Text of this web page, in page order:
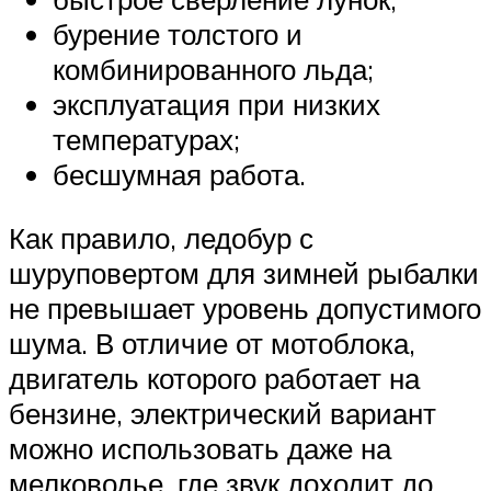
бурение толстого и
комбинированного льда;
эксплуатация при низких
температурах;
бесшумная работа.
Как правило, ледобур с
шуруповертом для зимней рыбалки
не превышает уровень допустимого
шума. В отличие от мотоблока,
двигатель которого работает на
бензине, электрический вариант
можно использовать даже на
мелководье, где звук доходит до